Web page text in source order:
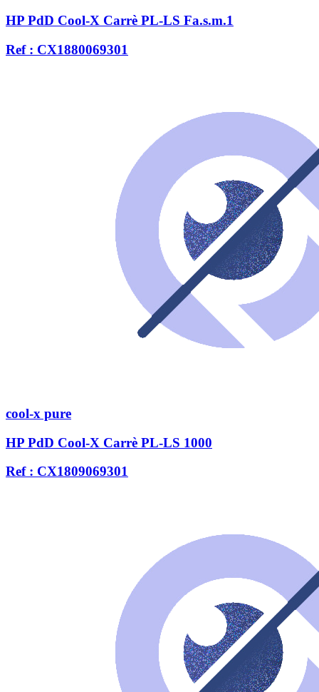
HP PdD Cool-X Carrè PL-LS Fa.s.m.1
Ref : CX1880069301
cool-x pure
HP PdD Cool-X Carrè PL-LS 1000
Ref : CX1809069301